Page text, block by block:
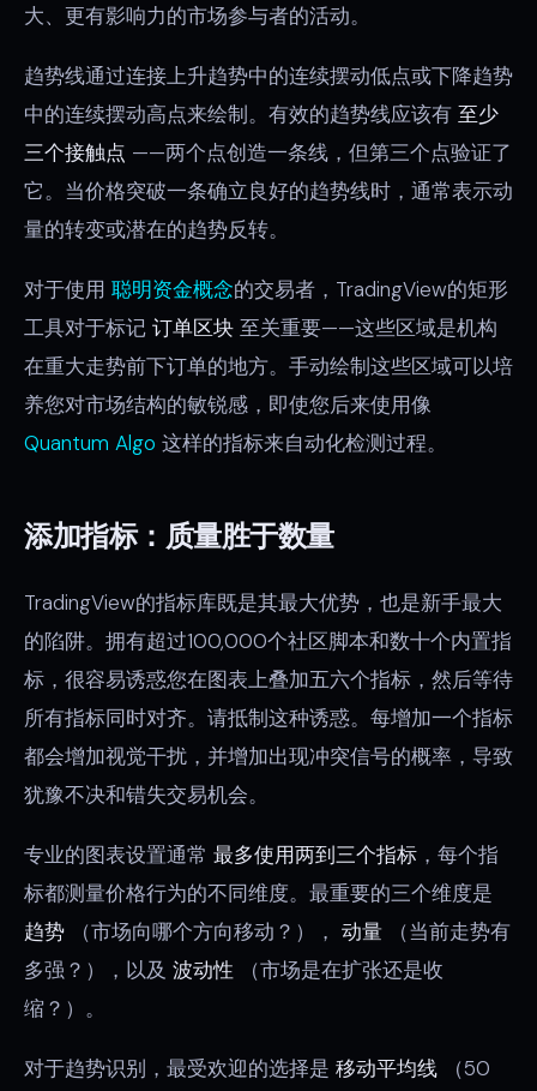
大、更有影响力的市场参与者的活动。
趋势线通过连接上升趋势中的连续摆动低点或下降趋势
中的连续摆动高点来绘制。有效的趋势线应该有 至少
三个接触点 ——两个点创造一条线，但第三个点验证了
它。当价格突破一条确立良好的趋势线时，通常表示动
量的转变或潜在的趋势反转。
对于使用 聪明资金概念的交易者，TradingView的矩形
工具对于标记 订单区块 至关重要——这些区域是机构
在重大走势前下订单的地方。手动绘制这些区域可以培
养您对市场结构的敏锐感，即使您后来使用像
Quantum Algo 这样的指标来自动化检测过程。
添加指标：质量胜于数量
TradingView的指标库既是其最大优势，也是新手最大
的陷阱。拥有超过100,000个社区脚本和数十个内置指
标，很容易诱惑您在图表上叠加五六个指标，然后等待
所有指标同时对齐。请抵制这种诱惑。每增加一个指标
都会增加视觉干扰，并增加出现冲突信号的概率，导致
犹豫不决和错失交易机会。
专业的图表设置通常 最多使用两到三个指标 ，每个指
标都测量价格行为的不同维度。最重要的三个维度是
趋势 （市场向哪个方向移动？）， 动量 （当前走势有
多强？），以及 波动性 （市场是在扩张还是收
缩？）。
对于趋势识别，最受欢迎的选择是 移动平均线 （50